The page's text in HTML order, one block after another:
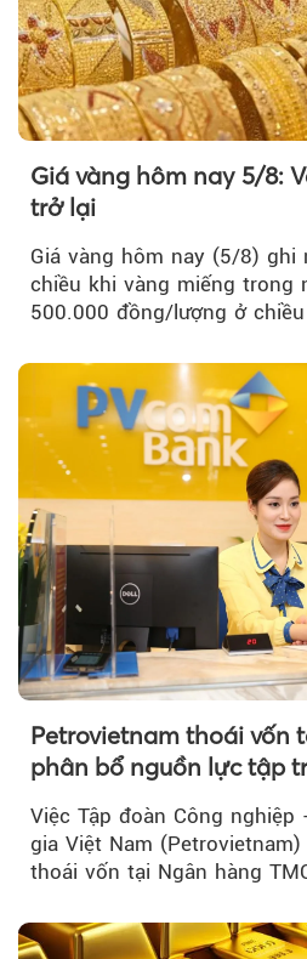
Giá vàng hôm nay 5/8:
trở lại
Giá vàng hôm nay (5/8) ghi
chiều khi vàng miếng trong
500.000 đồng/lượng ở
thương hiệu.
Petrovietnam thoái vốn
phân bổ nguồn lực tập
Việc Tập đoàn Công nghiệp
gia Việt Nam
thoái vốn tại Ngân hàng